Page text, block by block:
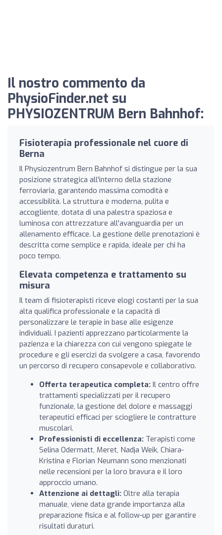
Il nostro commento da
PhysioFinder.net su
PHYSIOZENTRUM Bern Bahnhof:
Fisioterapia professionale nel cuore di
Berna
Il Physiozentrum Bern Bahnhof si distingue per la sua
posizione strategica all'interno della stazione
ferroviaria, garantendo massima comodità e
accessibilità. La struttura è moderna, pulita e
accogliente, dotata di una palestra spaziosa e
luminosa con attrezzature all'avanguardia per un
allenamento efficace. La gestione delle prenotazioni è
descritta come semplice e rapida, ideale per chi ha
poco tempo.
Elevata competenza e trattamento su
misura
Il team di fisioterapisti riceve elogi costanti per la sua
alta qualifica professionale e la capacità di
personalizzare le terapie in base alle esigenze
individuali. I pazienti apprezzano particolarmente la
pazienza e la chiarezza con cui vengono spiegate le
procedure e gli esercizi da svolgere a casa, favorendo
un percorso di recupero consapevole e collaborativo.
Offerta terapeutica completa: Il centro offre
trattamenti specializzati per il recupero
funzionale, la gestione del dolore e massaggi
terapeutici efficaci per sciogliere le contratture
muscolari.
Professionisti di eccellenza: Terapisti come
Selina Odermatt, Meret, Nadja Weik, Chiara-
Kristina e Florian Neumann sono menzionati
nelle recensioni per la loro bravura e il loro
approccio umano.
Attenzione ai dettagli: Oltre alla terapia
manuale, viene data grande importanza alla
preparazione fisica e al follow-up per garantire
risultati duraturi.